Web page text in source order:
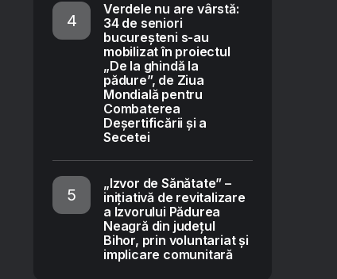
Verdele nu are vârstă:
34 de seniori
bucureșteni s-au
mobilizat în proiectul
„De la ghindă la
pădure”, de Ziua
Mondială pentru
Combaterea
Deșertificării și a
Secetei
„Izvor de Sănătate” –
inițiativă de revitalizare
a Izvorului Pădurea
Neagră din județul
Bihor, prin voluntariat și
implicare comunitară